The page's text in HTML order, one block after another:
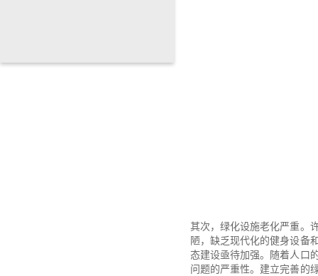
其次，绿化设施老化严重。
陋，缺乏现代化的健身设备
态建设亟待加强。随着人口
问题的严重性。建立完善的